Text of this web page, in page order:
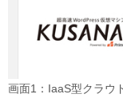
画面1：IaaS型クラウ